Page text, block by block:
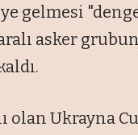
gelmesi
asker
olan Ukrayna